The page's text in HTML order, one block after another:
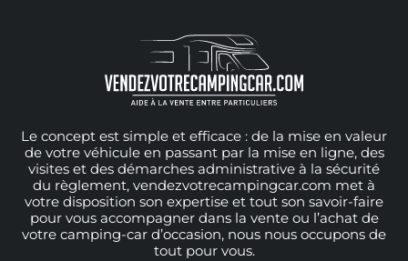
Le concept est simple et efficace : de la mise en valeur
de votre véhicule en passant par la mise en ligne, des
visites et des démarches administrative à la sécurité
du règlement, vendezvotrecampingcar.com met à
votre disposition son expertise et tout son savoir-faire
pour vous accompagner dans la vente ou l’achat de
votre camping-car d’occasion, nous nous occupons de
tout pour vous.